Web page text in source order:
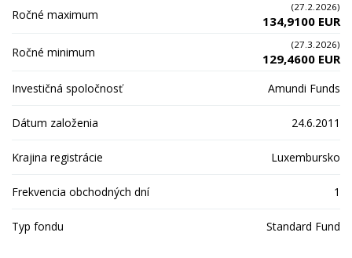
Ročné maximum (27.2.2026)
134,9100 EUR
Ročné minimum (27.3.2026)
129,4600 EUR
Investičná spoločnosť Amundi Funds
Dátum založenia 24.6.2011
Krajina registrácie Luxembursko
Frekvencia obchodných dní 1
Typ fondu Standard Fund